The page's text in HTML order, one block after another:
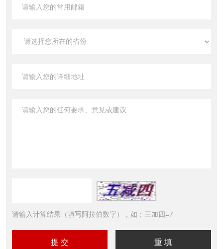
请输入计算结果（填写阿拉伯数字），如：三加四=7